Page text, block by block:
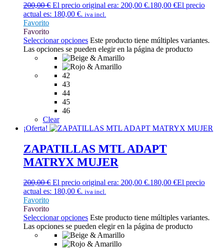
200,00€ El precio original era: 200,00 €.180,00 €El precio
actual es: 180,00 €. iva incl.
Favorito
Favorito
Seleccionar opciones Este producto tiene múltiples variantes.
Las opciones se pueden elegir en la página de producto
42
43
44
45
46
Clear
¡Oferta!
ZAPATILLAS MTL ADAPT
MATRYX MUJER
200,00€ El precio original era: 200,00 €.180,00 €El precio
actual es: 180,00 €. iva incl.
Favorito
Favorito
Seleccionar opciones Este producto tiene múltiples variantes.
Las opciones se pueden elegir en la página de producto